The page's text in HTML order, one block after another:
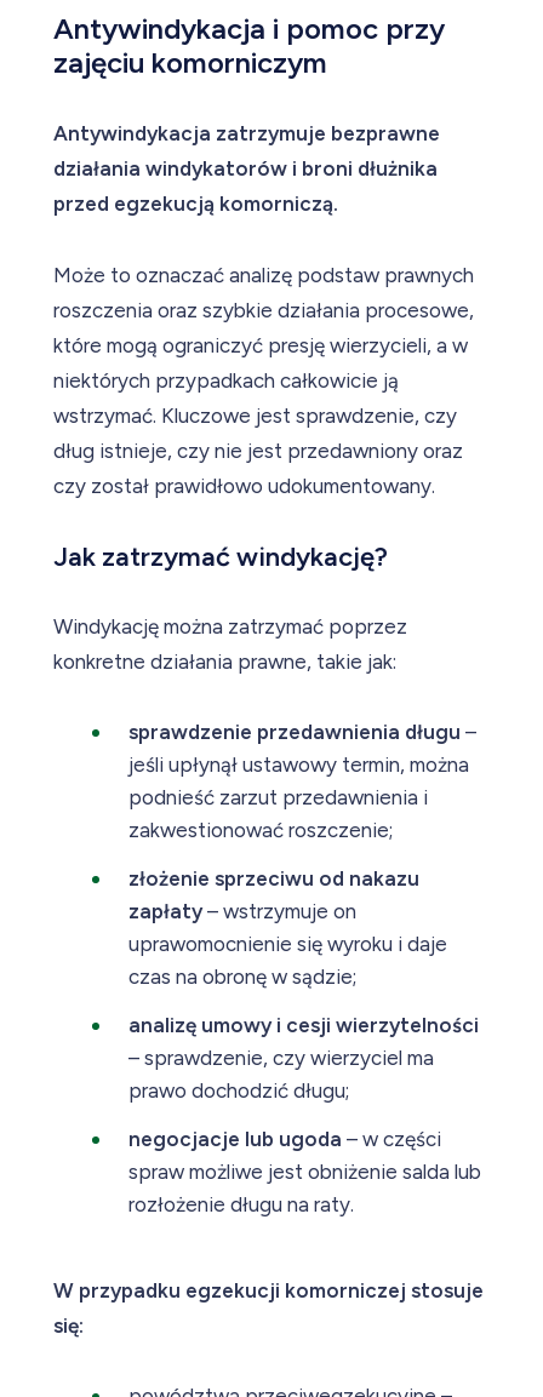
Antywindykacja i pomoc przy
zajęciu komorniczym
Antywindykacja zatrzymuje bezprawne
działania windykatorów i broni dłużnika
przed egzekucją komorniczą.
Może to oznaczać analizę podstaw prawnych
roszczenia oraz szybkie działania procesowe,
które mogą ograniczyć presję wierzycieli, a w
niektórych przypadkach całkowicie ją
wstrzymać. Kluczowe jest sprawdzenie, czy
dług istnieje, czy nie jest przedawniony oraz
czy został prawidłowo udokumentowany.
Jak zatrzymać windykację?
Windykację można zatrzymać poprzez
konkretne działania prawne, takie jak:
sprawdzenie przedawnienia długu –
jeśli upłynął ustawowy termin, można
podnieść zarzut przedawnienia i
zakwestionować roszczenie;
złożenie sprzeciwu od nakazu
zapłaty– wstrzymuje on
uprawomocnienie się wyroku i daje
czas na obronę w sądzie;
analizę umowy i cesji wierzytelności
– sprawdzenie, czy wierzyciel ma
prawo dochodzić długu;
negocjacje lub ugoda – w części
spraw możliwe jest obniżenie salda lub
rozłożenie długu na raty.
W przypadku egzekucji komorniczej stosuje
się: